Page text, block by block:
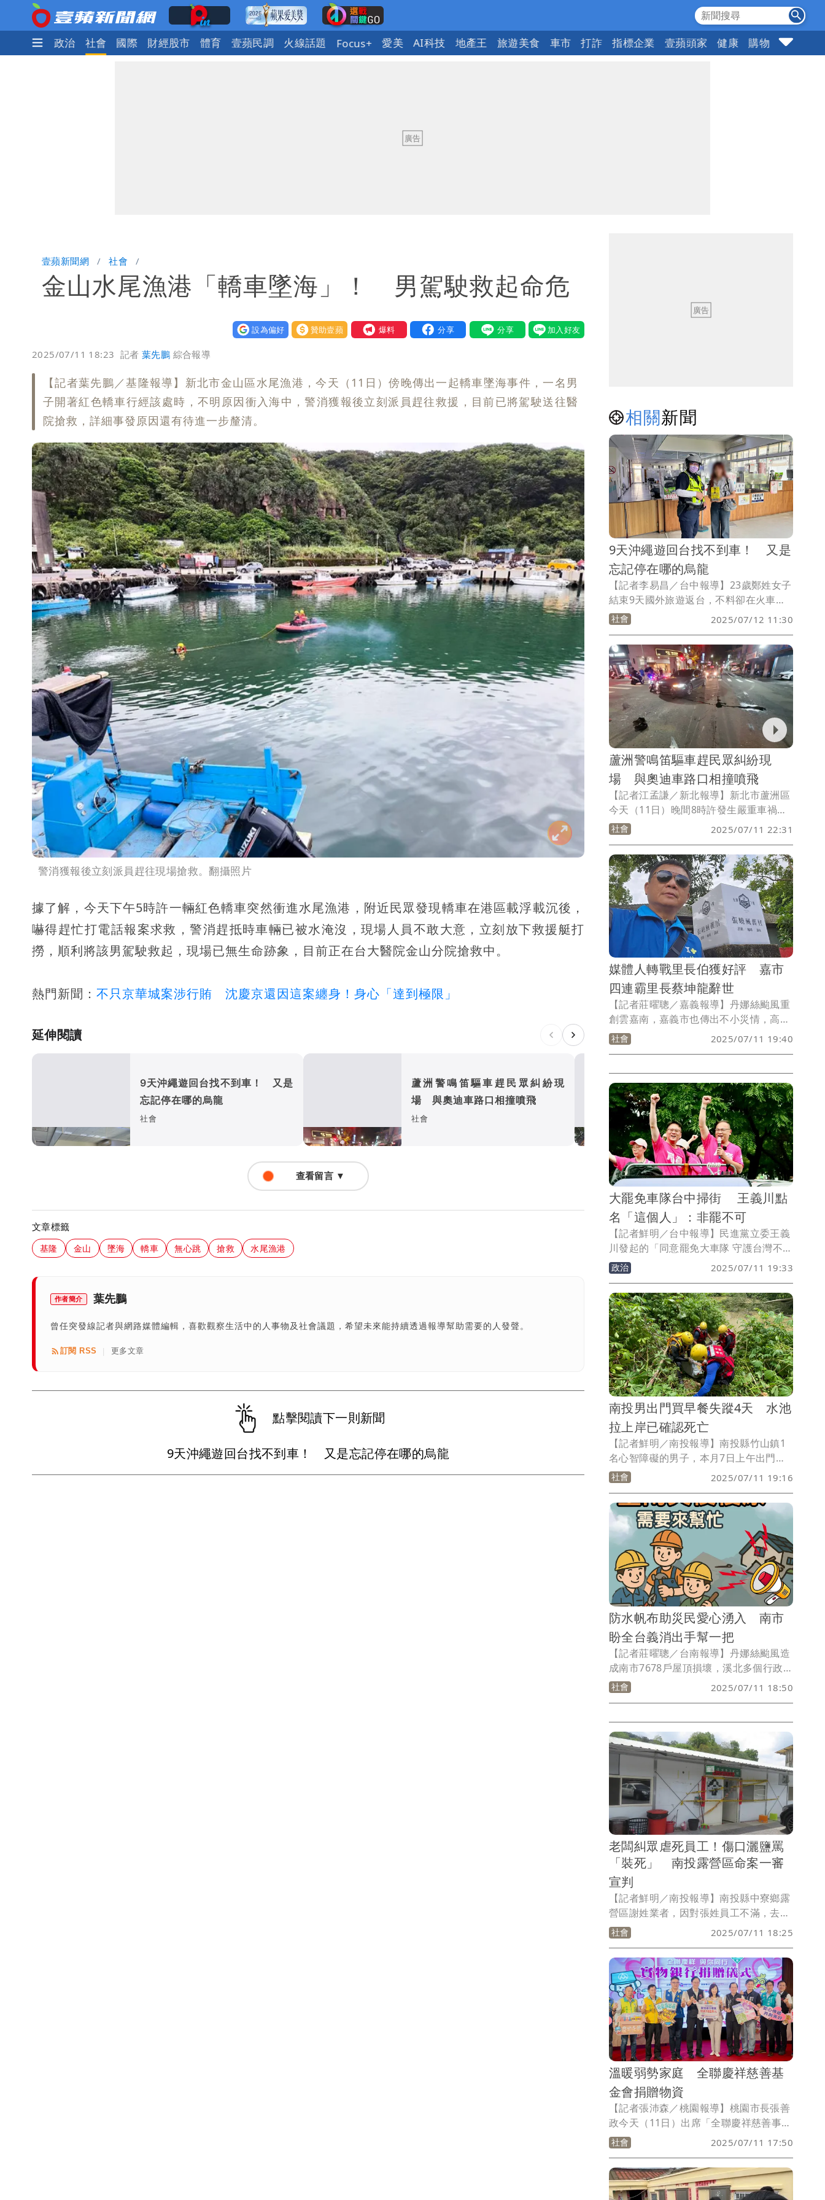
生活 政治 社會 國際 財經股市 體育 壹蘋民調 火線話題 Focus+ 愛美 AI科技 地產王 旅遊美食 車市 打詐 指標企業 壹蘋頭家 健康 購物 女神
壹蘋新聞網 社會
金山水尾漁港「轎車墜海」！ 男駕駛救起命危
設為偏好 贊助壹蘋 我要爆料
2025/07/11 18:23 記者葉先鵬 綜合報導
【記者葉先鵬／基隆報導】新北市金山區水尾漁港，今天（11日）傍晚傳出一起轎車墜海事件，一名男
子開著紅色轎車行經該處時，不明原因衝入海中，警消獲報後立刻派員趕往救援，目前已將駕駛送往醫
院搶救，詳細事發原因還有待進一步釐清。
警消獲報後立刻派員趕往現場搶救。翻攝照片
據了解，今天下午5時許一輛紅色轎車突然衝進水尾漁港，附近民眾發現轎車在港區載浮載沉後，
嚇得趕忙打電話報案求救，警消趕抵時車輛已被水淹沒，現場人員不敢大意，立刻放下救援艇打
撈，順利將該男駕駛救起，現場已無生命跡象，目前正在台大醫院金山分院搶救中。
熱門新聞： 不只京華城案涉行賄 沈慶京還因這案纏身！身心「達到極限」
延伸閱讀
9天沖繩遊回台找不到車！ 又是
忘記停在哪的烏龍
社會
蘆洲警鳴笛驅車趕民眾糾紛現
場 與奧迪車路口相撞噴飛
社會
媒體人轉戰里長伯獲好評
四連霸里長蔡坤龍辭世
社會
查看留言 ▼
文章標籤
基隆 金山 墜海 轎車 無心跳 搶救 水尾漁港
作者簡介 葉先鵬
曾任突發線記者與網路媒體編輯，喜歡觀察生活中的人事物及社會議題，希望未來能持續透過報導幫助需要的人發聲。
訂閱 RSS 更多文章
點擊閱讀下一則新聞
9天沖繩遊回台找不到車！ 又是忘記停在哪的烏龍
相關新聞
9天沖繩遊回台找不到車！ 又是
忘記停在哪的烏龍
【記者李易昌／台中報導】23歲鄭姓女子
結束9天國外旅遊返台，不料卻在火車站
遍尋不著機車，眼看上班時間要到了，焦
急的趕往附近派出所報案，所幸在警員協
助回溯記憶，順利在加油站附近尋回她的
愛車，鄭女為感謝協助，將國外帶回來的
伴手禮贈予警方。
社會 2025/07/12 11:30
蘆洲警鳴笛驅車趕民眾糾紛現
場 與奧迪車路口相撞噴飛
【記者江孟謙／新北報導】新北市蘆洲區
今天（11日）晚間8時許發生嚴重車禍，1
名28歲王姓警員獲報後，使用警示燈、警
鳴器趕往現場，經過民族、中正路口時，
與一部奧迪車發生碰撞，王員全身多處擦
傷，緊急送往新光醫院，所幸無生命危
險。
社會 2025/07/11 22:31
媒體人轉戰里長伯獲好評 嘉市
四連霸里長蔡坤龍辭世
【記者莊曜聰／嘉義報導】丹娜絲颱風重
創雲嘉南，嘉義市也傳出不小災情，高雄
市政府就支援救災，嘉市各地里長也忙於
協助災民，東奔西跑十分忙碌，現在卻傳
的培元里長蔡坤龍，疑似積勞成疾，今天
被發現倒臥家中、沒了呼吸心跳，警消到
場將人送醫，最後仍回天乏術，享年60
歲。
社會 2025/07/11 19:40
大罷免車隊台中掃街 王義川點
名「這個人」：非罷不可
【記者鮮明／台中報導】民進黨立委王義
川發起的「同意罷免大車隊 守護台灣不後
退」車隊掃街行動，今天（11日）下午在
台中登場。王義川偕同前立委莊競程及多
位台中市議員共同率領車隊掃街。車隊行
經7月26日投票的3個選區，最後花1小時
橫掃現任國民黨立委羅廷瑋選區，王義川
說，因為羅廷瑋就是這次「非罷不可」的
立委代表
政治 2025/07/11 19:33
南投男出門買早餐失蹤4天 水池
拉上岸已確認死亡
【記者鮮明／南投報導】南投縣竹山鎮1
名心智障礙的男子，本月7日上午出門買
早餐即失蹤，家屬遍尋不著，隔天向警方
報案。南投縣消防局竹山分隊昨晚經由警
方通報協尋，今天（11日）上午在過溪溪
邊一處水池發現該名男子，但他已死亡多
時。
社會 2025/07/11 19:16
防水帆布助災民愛心湧入 南市
盼全台義消出手幫一把
【記者莊曜聰／台南報導】丹娜絲颱風造
成南市7678戶屋頂損壞，溪北多個行政區
尤為嚴重，現在尚未完全復電，重建有一
定難度，加上連日豪雨，有些民眾可說比
集防水帆布應急，獲得各界熱烈響應，但
卻缺乏大量人力裝設，南市府呼籲全台義
消發揮大愛，加入志願救援行列，賴清德
總統今天勘災時也說，如果熱心民眾願意
支援，南市府應該代為請假。
社會 2025/07/11 18:50
老闆糾眾虐死員工！傷口灑鹽罵
「裝死」 南投露營區命案一審
宣判
【記者鮮明／南投報導】南投縣中寮鄉露
營區謝姓業者，因對張姓員工不滿，去年
5月夥同另3名員工及友人，在露營區福利
社內持鐵椅、水管等工具攻擊張男致其昏
迷倒地，謝男等人竟罵張男「裝死」，再
以美工刀刺身體、在傷口灑鹽刺激傷口等
方式凌虐張男，導致張男傷重不治。南投
地院今天（11日）依傷害致死罪將謝男判
刑14年6月，其餘3人分判11年6月至14年
徒刑。可上訴。
社會 2025/07/11 18:25
溫暖弱勢家庭 全聯慶祥慈善基
金會捐贈物資
【記者張沛森／桃園報導】桃園市長張善
政今天（11日）出席「全聯慶祥慈善事業
基金會物資捐贈儀式」。張善政表示，全
聯慶祥慈善事業基金會自106年起與市府
攜手合作，長期捐贈生活物資予弱勢家
庭，累計金額已逾1,130萬元，協助無數
家庭度過生活難關，今年捐贈物資市值超
社會 2025/07/11 17:50